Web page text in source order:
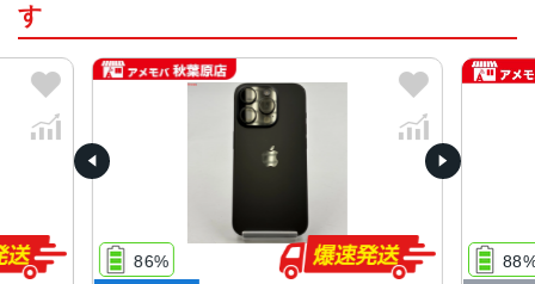
した新しい6コアCPU新しい6コアGPU新しい16コアNeural
Engine
カラー
ブラックチタニウム、ホワイトチタニウム、ブルーチタニ
ウム、ナチュラルチタニウム
128GB256GB512GB1TB
サイズ・重さ
す
86%